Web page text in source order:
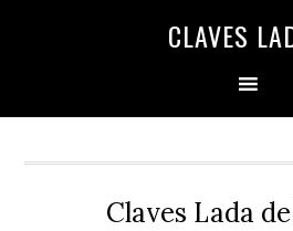
CLAVES
Claves Lada